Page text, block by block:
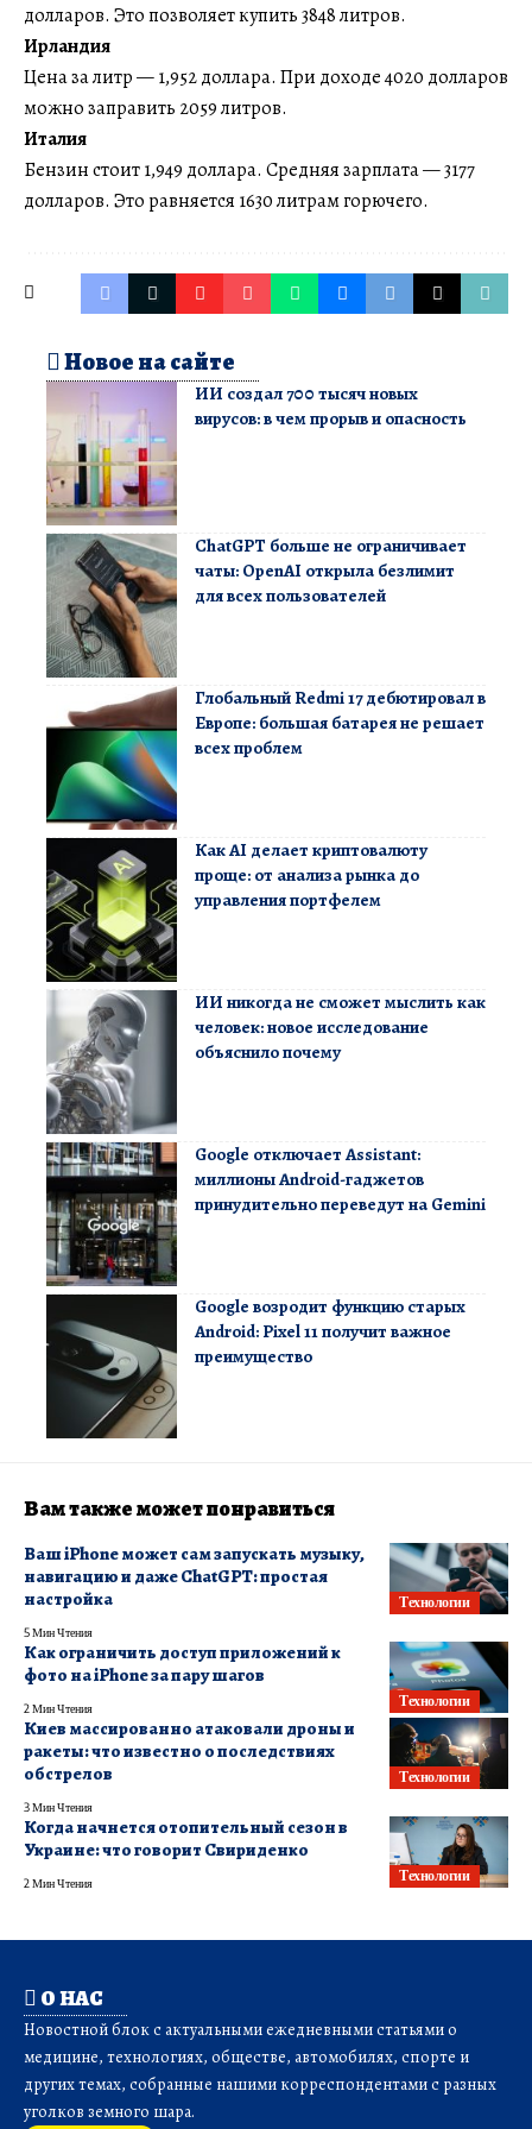
долларов. Это позволяет купить 3848 литров.
Ирландия
Цена за литр — 1,952 доллара. При доходе 4020 долларов
можно заправить 2059 литров.
Италия
Бензин стоит 1,949 доллара. Средняя зарплата — 3177
долларов. Это равняется 1630 литрам горючего.
Новое на сайте
ИИ создал 700 тысяч новых
вирусов: в чем прорыв и опасность
ChatGPT больше не ограничивает
чаты: OpenAI открыла безлимит
для всех пользователей
Глобальный Redmi 17 дебютировал в
Европе: большая батарея не решает
всех проблем
Как AI делает криптовалюту
проще: от анализа рынка до
управления портфелем
ИИ никогда не сможет мыслить как
человек: новое исследование
объяснило почему
Google отключает Assistant:
миллионы Android-гаджетов
принудительно переведут на Gemini
Google возродит функцию старых
Android: Pixel 11 получит важное
преимущество
Вам также может понравиться
Технологии
Ваш iPhone может сам запускать музыку,
навигацию и даже ChatGPT: простая
настройка
5 Мин Чтения
Технологии
Как ограничить доступ приложений к
фото на iPhone за пару шагов
2 Мин Чтения
Технологии
Киев массированно атаковали дроны и
ракеты: что известно о последствиях
обстрелов
3 Мин Чтения
Технологии
Когда начнется отопительный сезон в
Украине: что говорит Свириденко
2 Мин Чтения
О НАС
Новостной блок с актуальными ежедневными статьями о
медицине, технологиях, обществе, автомобилях, спорте и
других темах, собранные нашими корреспондентами с разных
уголков земного шара.